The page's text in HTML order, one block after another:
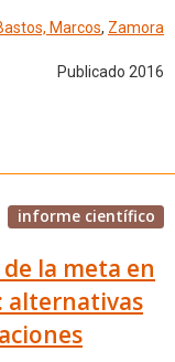
Marcos, Zamora
Publicado 2016
informe científico
la meta en
alternativas